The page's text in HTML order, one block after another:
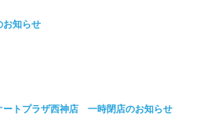
お知らせ
ートプラザ西神店 一時閉店のお知らせ